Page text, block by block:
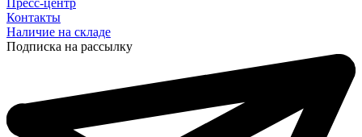
Контакты
Наличие на складе
Подписка на рассылку